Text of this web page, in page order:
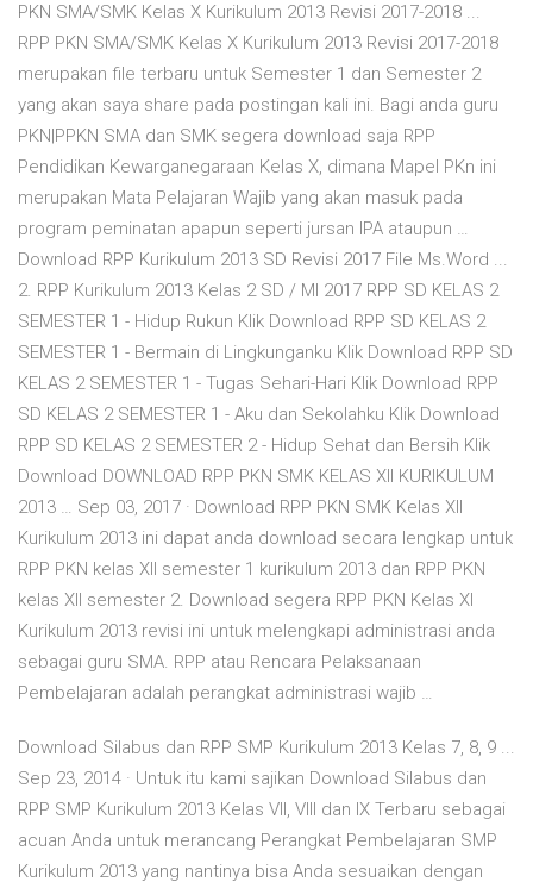
PKN SMA/SMK Kelas X Kurikulum 2013 Revisi 2017-2018 ...
RPP PKN SMA/SMK Kelas X Kurikulum 2013 Revisi 2017-2018
merupakan file terbaru untuk Semester 1 dan Semester 2
yang akan saya share pada postingan kali ini. Bagi anda guru
PKN|PPKN SMA dan SMK segera download saja RPP
Pendidikan Kewarganegaraan Kelas X, dimana Mapel PKn ini
merupakan Mata Pelajaran Wajib yang akan masuk pada
program peminatan apapun seperti jursan IPA ataupun …
Download RPP Kurikulum 2013 SD Revisi 2017 File Ms.Word ...
2. RPP Kurikulum 2013 Kelas 2 SD / MI 2017 RPP SD KELAS 2
SEMESTER 1 - Hidup Rukun Klik Download RPP SD KELAS 2
SEMESTER 1 - Bermain di Lingkunganku Klik Download RPP SD
KELAS 2 SEMESTER 1 - Tugas Sehari-Hari Klik Download RPP
SD KELAS 2 SEMESTER 1 - Aku dan Sekolahku Klik Download
RPP SD KELAS 2 SEMESTER 2 - Hidup Sehat dan Bersih Klik
Download DOWNLOAD RPP PKN SMK KELAS XII KURIKULUM
2013 … Sep 03, 2017 · Download RPP PKN SMK Kelas XII
Kurikulum 2013 ini dapat anda download secara lengkap untuk
RPP PKN kelas XII semester 1 kurikulum 2013 dan RPP PKN
kelas XII semester 2. Download segera RPP PKN Kelas XI
Kurikulum 2013 revisi ini untuk melengkapi administrasi anda
sebagai guru SMA. RPP atau Rencara Pelaksanaan
Pembelajaran adalah perangkat administrasi wajib …
Download Silabus dan RPP SMP Kurikulum 2013 Kelas 7, 8, 9 ...
Sep 23, 2014 · Untuk itu kami sajikan Download Silabus dan
RPP SMP Kurikulum 2013 Kelas VII, VIII dan IX Terbaru sebagai
acuan Anda untuk merancang Perangkat Pembelajaran SMP
Kurikulum 2013 yang nantinya bisa Anda sesuaikan dengan